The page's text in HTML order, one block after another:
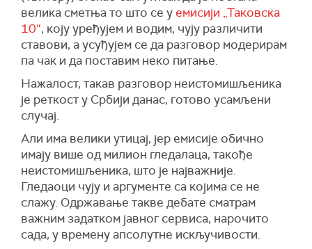
велика сметња то што се у емисији „Таковска
10“, коју уређујем и водим, чују различити
ставови, а усуђујем се да разговор модерирам
па чак и да поставим неко питање.
Нажалост, такав разговор неистомишљеника
је реткост у Србији данас, готово усамљени
случај.
Али има велики утицај, јер емисије обично
имају више од милион гледалаца, такође
неистомишљеника, што је најважније.
Гледаоци чују и аргументе са којима се не
слажу. Одржавање такве дебате сматрам
важним задатком јавног сервиса, нарочито
сада, у времену апсолутне искључивости.